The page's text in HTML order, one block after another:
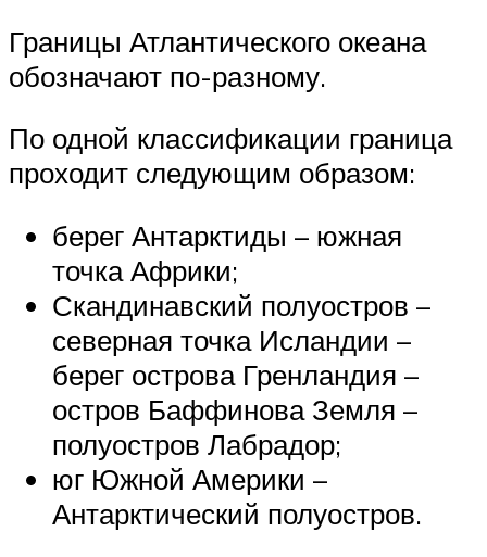
Границы Атлантического океана
обозначают по-разному.
По одной классификации граница
проходит следующим образом:
берег Антарктиды – южная
точка Африки;
Скандинавский полуостров –
северная точка Исландии –
берег острова Гренландия –
остров Баффинова Земля –
полуостров Лабрадор;
юг Южной Америки –
Антарктический полуостров.